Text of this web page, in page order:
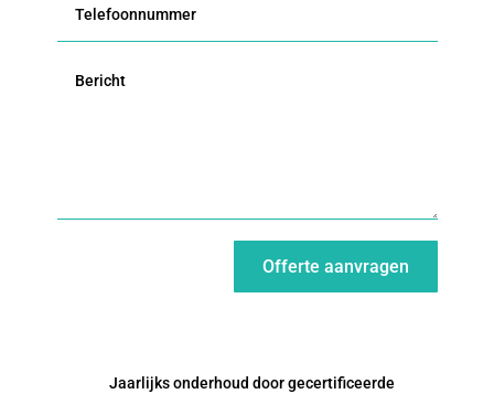
Offerte aanvragen
Jaarlijks onderhoud door gecertificeerde